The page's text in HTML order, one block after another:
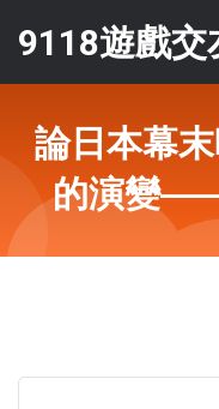
9118遊戲交
論日本幕
的演變